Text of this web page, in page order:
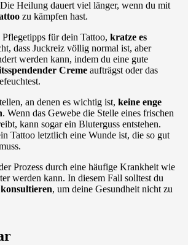
Heilung dauert viel länger, wenn du mit
zu kämpfen hast.
für dein Tattoo, kratze es
dass Juckreiz völlig normal ist, aber
werden kann, indem du eine gute
Creme aufträgst oder das
an denen es wichtig ist, keine enge
. Wenn das Gewebe die Stelle eines frischen
kann sogar ein Bluterguss entstehen.
Tattoo letztlich eine Wunde ist, die so gut
Prozess durch eine häufige Krankheit wie
werden kann. In diesem Fall solltest du
, um deine Gesundheit nicht zu